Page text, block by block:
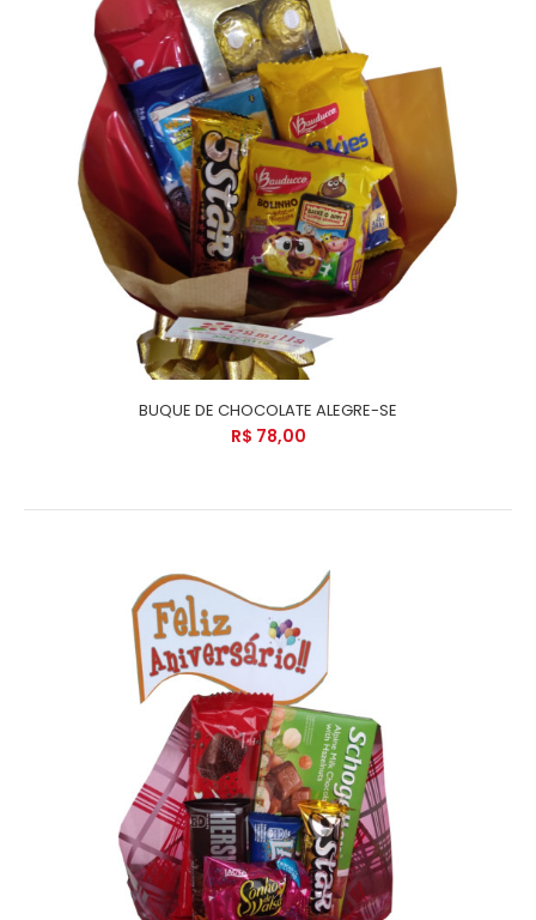
BUQUE DE CHOCOLATE ALEGRE-SE
R$ 78,00